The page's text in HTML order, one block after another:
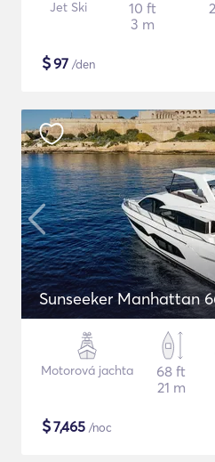
Jet Ski
10 ft
3 m
$97 /den
Sunseeker Manhattan
Motorová jachta
68 ft
21 m
$7,465 /noc